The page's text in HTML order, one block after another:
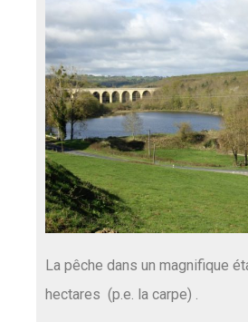
La pêche dans un magnifique
hectares (p.e. la carpe) .